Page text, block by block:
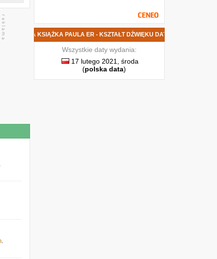
.
NOWA KSIĄŻKA PAULA ER - KSZTAŁT DŹWIĘKU DATA
Wszystkie daty wydania:
17 lutego 2021, środa
(polska data)